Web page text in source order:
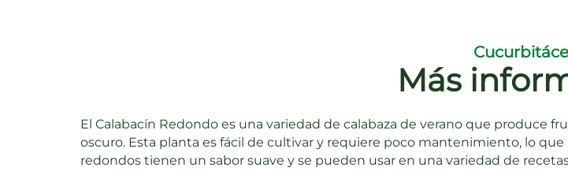
Más
El Calabacín Redondo es una variedad de calabaza de verano que produce
oscuro. Esta planta es fácil de cultivar y requiere poco mantenimiento, lo
redondos tienen un sabor suave y se pueden usar en una variedad de